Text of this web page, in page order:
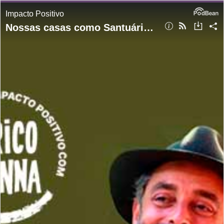
Impacto Positivo
Nossas casas como Santuários de Sanidade Mental e Ecológica